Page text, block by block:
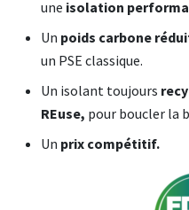
une isolation
Un poids carbone
un PSE classique.
Un isolant toujours
REuse, pour boucler la
Un prix compétitif.